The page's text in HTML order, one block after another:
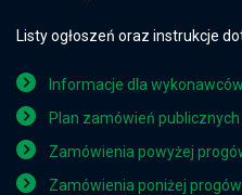
Listy ogłoszeń oraz instrukcje
Informacje dla wykonawców
Plan zamówień publicznych
Zamówienia powyżej
Zamówienia poniżej progów